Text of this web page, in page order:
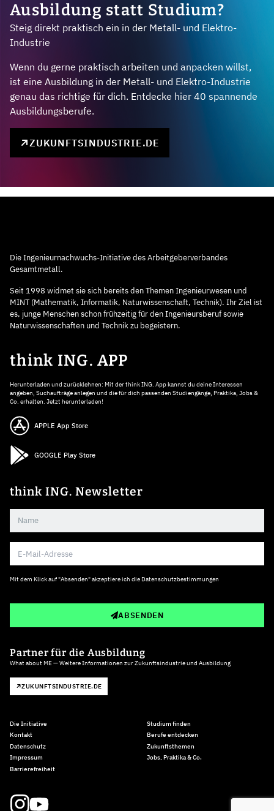
Ausbildung statt Studium?
Steig direkt praktisch ein in der Metall- und Elektro-
Industrie
Wenn du gerne praktisch arbeiten und anpacken willst,
ist eine Ausbildung in der Metall- und Elektro-Industrie
genau das richtige für dich. Entdecke hier 40 spannende
Ausbildungsberufe.
ZUKUNFTSINDUSTRIE.DE
Die Ingenieurnachwuchs-Initiative des Arbeitgeberverbandes
Gesamtmetall.
Seit 1998 widmet sie sich bereits den Themen Ingenieurwesen und
MINT (Mathematik, Informatik, Naturwissenschaft, Technik). Ihr Ziel ist
es, junge Menschen schon frühzeitig für den Ingenieursberuf sowie
Naturwissenschaften und Technik zu begeistern.
think ING. APP
Herunterladen und zurücklehnen: Mit der think ING. App kannst du deine Interessen
angeben, Suchaufträge anlegen und die für dich passenden Studiengänge, Praktika, Jobs &
Co. erhalten. Jetzt herunterladen!
APPLE App Store
GOOGLE Play Store
think ING. Newsletter
Mit dem Klick auf "Absenden" akzeptiere ich die Datenschutzbestimmungen
ABSENDEN
Partner für die Ausbildung
What about ME — Weitere Informationen zur Zukunftsindustrie und Ausbildung
ZUKUNFTSINDUSTRIE.DE
Die Initiative
Kontakt
Datenschutz
Impressum
Barrierefreiheit
Studium finden
Berufe entdecken
Zukunftsthemen
Jobs, Praktika & Co.